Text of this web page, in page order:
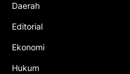
Daerah
Editorial
Ekonomi
Hukum